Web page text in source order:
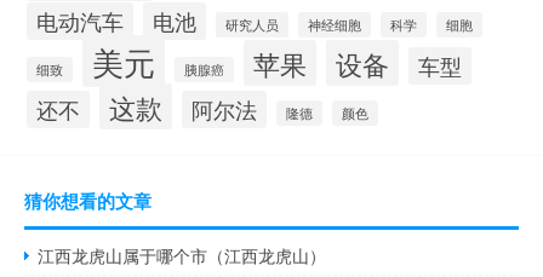
电动汽车
电池 研究人员 神经细胞 科学 细胞
细致 美元 胰腺癌 苹果 设备
车型
还不
这款 阿尔法 隆德 颜色
猜你想看的文章
江西龙虎山属于哪个市（江西龙虎山）